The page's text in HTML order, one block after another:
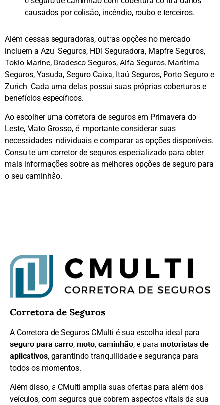
causados por colisão, incêndio, roubo e terceiros.
Além dessas seguradoras, outras opções no mercado
incluem a Azul Seguros, HDI Seguradora, Mapfre Seguros,
Tokio Marine, Bradesco Seguros, Alfa Seguros, Marítima
Seguros, Yasuda, Seguro Caixa, Itaú Seguros, Porto Seguro e
Zurich. Cada uma delas possui suas próprias coberturas e
benefícios específicos.
Ao escolher uma corretora de seguros em Primavera do
Leste, Mato Grosso, é importante considerar suas
necessidades individuais e comparar as opções disponíveis.
Consulte um corretor de seguros especializado para obter
mais informações sobre as melhores opções de seguro para
o seu caminhão.
Corretora de Seguros
A Corretora de Seguros CMulti é sua escolha ideal para
seguro para carro, moto, caminhão, e para motoristas de
aplicativos, garantindo tranquilidade e segurança para
todos os momentos.
Além disso, a CMulti amplia suas ofertas para além dos
veículos, com seguros que cobrem aspectos vitais da sua